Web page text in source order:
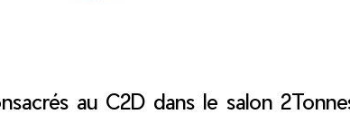
au C2D dans le salon